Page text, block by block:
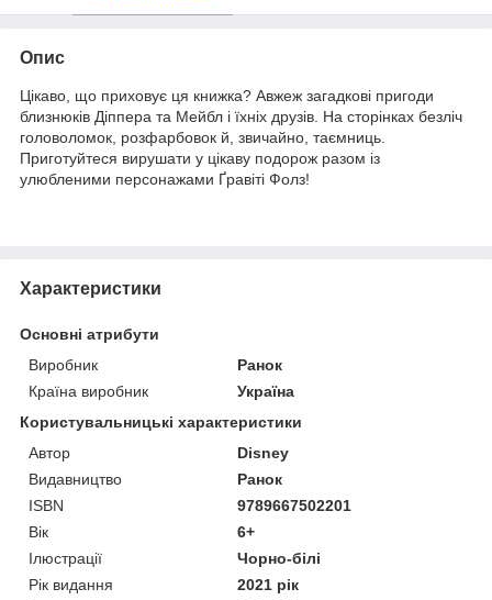
Опис
Цікаво, що приховує ця книжка? Авжеж загадкові пригоди
близнюків Діппера та Мейбл і їхніх друзів. На сторінках безліч
головоломок, розфарбовок й, звичайно, таємниць.
Приготуйтеся вирушати у цікаву подорож разом із
улюбленими персонажами Ґравіті Фолз!
Характеристики
Основні атрибути
Виробник
Ранок
Країна виробник
Україна
Користувальницькі характеристики
Автор
Disney
Видавництво
Ранок
ISBN
9789667502201
Вік
6+
Ілюстрації
Чорно-білі
Рік видання
2021 рік